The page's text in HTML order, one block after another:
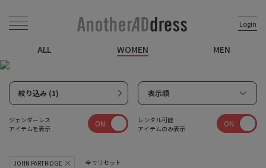
Login
ALL WOMEN MEN
絞り込み (1) 表示順
ジェンダーレス
アイテムを表示
ON
レンタル可能
アイテムのみ表示
ON
JOHN PARTRIDGE 全てリセット